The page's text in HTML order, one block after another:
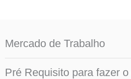
Mercado de Trabalho
Pré Requisito para fazer